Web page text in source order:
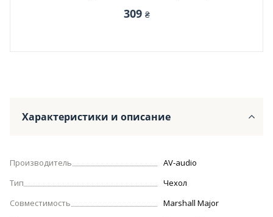
309 ₴
Характеристики и описание
Производитель
AV-audio
Тип
Чехол
Совместимость
Marshall Major